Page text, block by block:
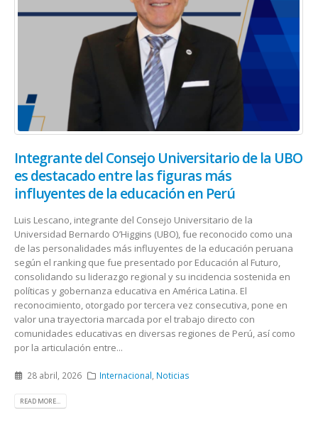
Integrante del Consejo Universitario de la UBO
es destacado entre las figuras más
influyentes de la educación en Perú
Luis Lescano, integrante del Consejo Universitario de la
Universidad Bernardo O’Higgins (UBO), fue reconocido como una
de las personalidades más influyentes de la educación peruana
según el ranking que fue presentado por Educación al Futuro,
consolidando su liderazgo regional y su incidencia sostenida en
políticas y gobernanza educativa en América Latina. El
reconocimiento, otorgado por tercera vez consecutiva, pone en
valor una trayectoria marcada por el trabajo directo con
comunidades educativas en diversas regiones de Perú, así como
por la articulación entre...
28 abril, 2026 Internacional Noticias
READ MORE...